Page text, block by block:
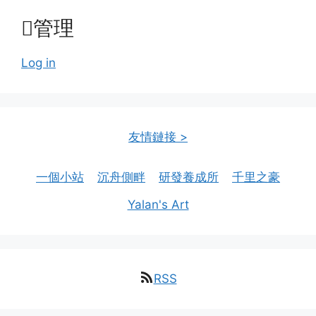
管理
Log in
友情鏈接 >
一個小站 沉舟側畔 研發養成所
千里之豪
Yalan's Art
RSS